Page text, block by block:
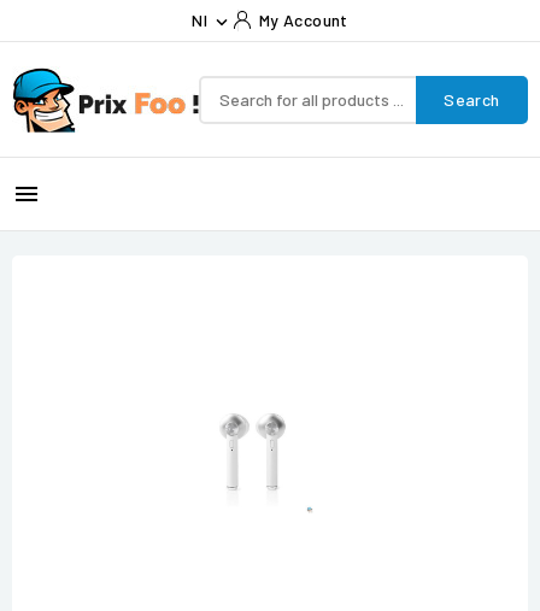
Nl  My Account
Search
